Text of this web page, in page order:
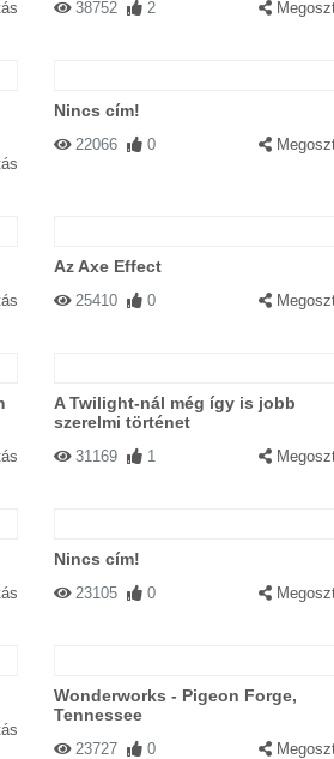
38752 2
Nincs cím!
22066 0
Az Axe Effect
25410 0
A Twilight-nál még így is jobb
szerelmi történet
31169 1
Nincs cím!
23105 0
Wonderworks - Pigeon Forge,
Tennessee
23727 0